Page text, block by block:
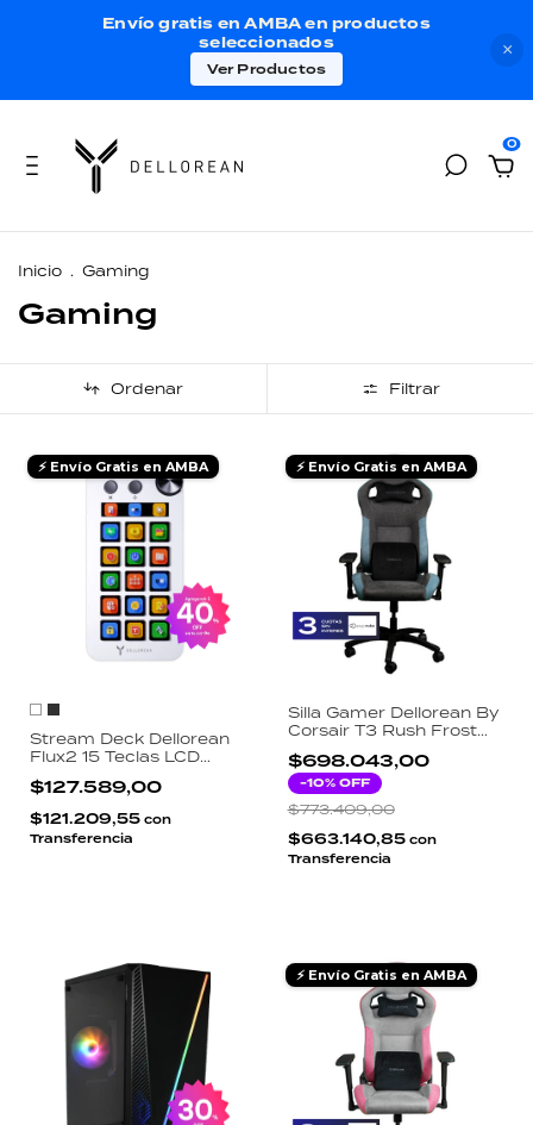
×
Envío gratis en AMBA en productos
seleccionados
Ver Productos
0
Inicio . Gaming
Gaming
Ordenar Filtrar
⚡ Envío Gratis en AMBA
Stream Deck Dellorean
Flux2 15 Teclas LCD
Retroiluminadas Perilla
Aluminio App
StreamDock Windows
Mac USB-C
$127.589,00
$121.209,55 con
Transferencia
⚡ Envío Gratis en AMBA
Silla Gamer Dellorean By
Corsair T3 Rush Frost
Tela 4D Reclinable 120kg
- Carbon y Azul
$698.043,00
-10% OFF
$773.409,00
$663.140,85 con
Transferencia
⚡ Envío Gratis en AMBA